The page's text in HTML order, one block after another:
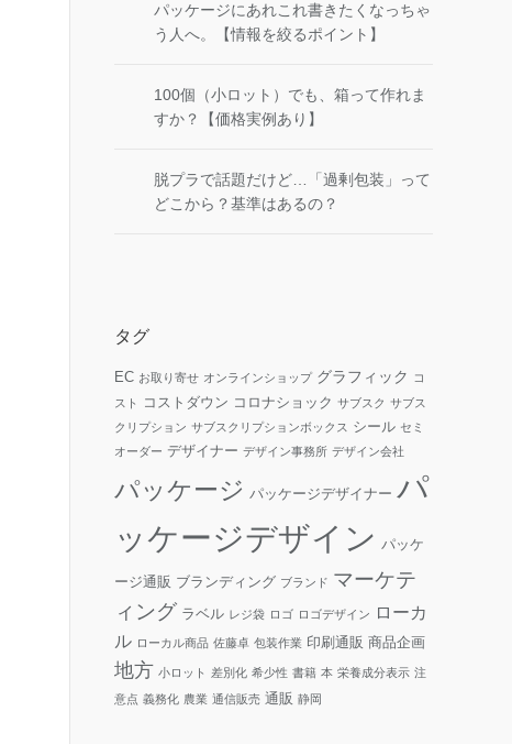
パッケージにあれこれ書きたくなっちゃ
う人へ。【情報を絞るポイント】
100個（小ロット）でも、箱って作れま
すか？【価格実例あり】
脱プラで話題だけど…「過剰包装」って
どこから？基準はあるの？
タグ
EC お取り寄せ オンラインショップ グラフィック
コ
スト
コストダウン コロナショック サブスク サブス
クリプション サブスクリプションボックス シール セミ
オーダー デザイナー デザイン事務所 デザイン会社
パッケージ パッケージデザイナー パ
ッケージデザイン パッケ
ージ通販 ブランディング ブランド マーケテ
ィング ラベル レジ袋 ロゴ ロゴデザイン
ローカ
ル ローカル商品 佐藤卓 包装作業 印刷通販 商品企画
地方 小ロット 差別化 希少性 書籍 本 栄養成分表示 注
意点 義務化 農業 通信販売 通販 静岡